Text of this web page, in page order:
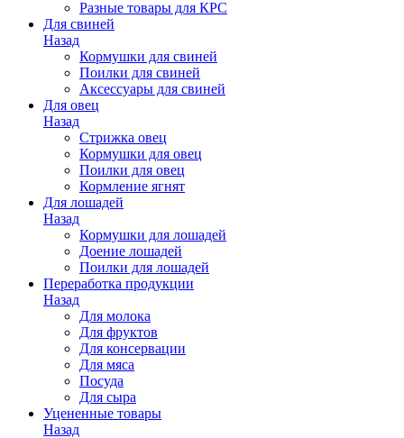
Разные товары для КРС
Для свиней
Назад
Кормушки для свиней
Поилки для свиней
Аксессуары для свиней
Для овец
Назад
Стрижка овец
Кормушки для овец
Поилки для овец
Кормление ягнят
Для лошадей
Назад
Кормушки для лошадей
Доение лошадей
Поилки для лошадей
Переработка продукции
Назад
Для молока
Для фруктов
Для консервации
Для мяса
Посуда
Для сыра
Уцененные товары
Назад